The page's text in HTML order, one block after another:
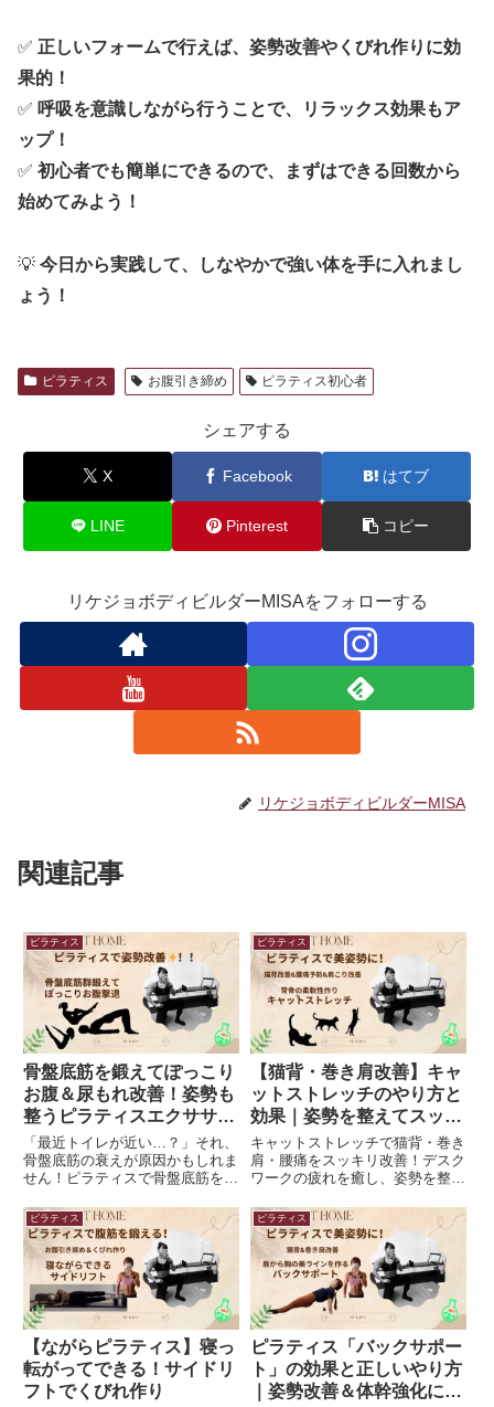
✅ 正しいフォームで行えば、姿勢改善やくびれ作りに効
果的！
✅ 呼吸を意識しながら行うことで、リラックス効果もア
ップ！
✅ 初心者でも簡単にできるので、まずはできる回数から
始めてみよう！
💡 今日から実践して、しなやかで強い体を手に入れまし
ょう！
ピラティス お腹引き締め ピラティス初心者
シェアする
X Facebook はてブ
LINE Pinterest コピー
リケジョボディビルダーMISAをフォローする
リケジョボディビルダーMISA
関連記事
ピラティス
骨盤底筋を鍛えてぽっこり
お腹＆尿もれ改善！姿勢も
整うピラティスエクササイ
ズ
「最近トイレが近い…？」それ、
骨盤底筋の衰えが原因かもしれま
せん！ピラティスで骨盤底筋を鍛
善・体幹強化が期待できます。研
究データも紹介しながら、マット
ピラティスの効果的なエクササイ
ズを解説！毎日の習慣に取り入れ
て、トイレの悩みを解消しましょ
う！
ピラティス
【猫背・巻き肩改善】キャ
ットストレッチのやり方と
効果｜姿勢を整えてスッキ
リ！
キャットストレッチで猫背・巻き
肩・腰痛をスッキリ改善！デスク
ワークの疲れを癒し、姿勢を整え
例を詳しく解説。毎日の習慣に取
り入れて、健康的なボディライン
を手に入れよう！
ピラティス
【ながらピラティス】寝っ
転がってできる！サイドリ
フトでくびれ作り
ピラティス
ピラティス「バックサポー
ト」の効果と正しいやり方
｜姿勢改善＆体幹強化に最